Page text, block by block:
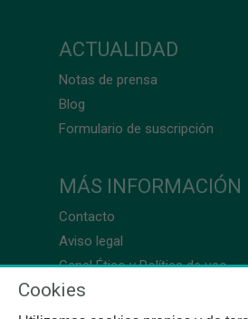
ACTUALIDAD
Notas de prensa
Blog
Formulario de suscripción
MÁS INFORMACIÓN
Contacto
Aviso legal
Canal Ético y Política de uso
Cookies